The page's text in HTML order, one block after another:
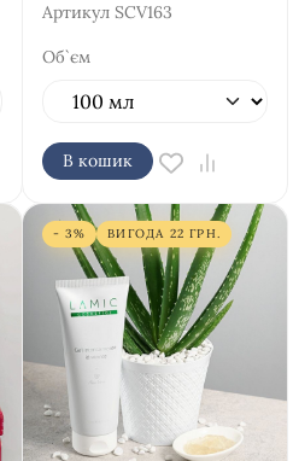
Артикул SCV163
Об`єм
В кошик
- 3% ВИГОДА 22 ГРН.